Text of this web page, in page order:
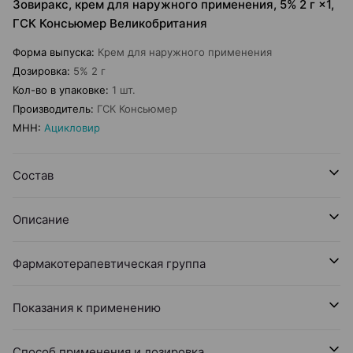
Зовиракс, крем для наружного применения, 5% 2 г ×1,
ГСК Консьюмер Великобритания
Форма выпуска: Крем для наружного применения
Дозировка: 5% 2 г
Кол-во в упаковке: 1 шт.
Производитель: ГСК Консьюмер
МНН: Ацикловир
Состав
Описание
Фармакотерапевтическая группа
Показания к применению